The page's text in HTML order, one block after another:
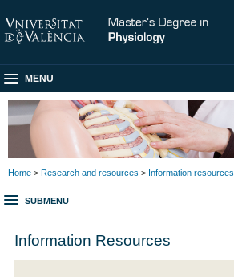
MENU
Home > Research and resources > Information resources
SUBMENU
Information Resources